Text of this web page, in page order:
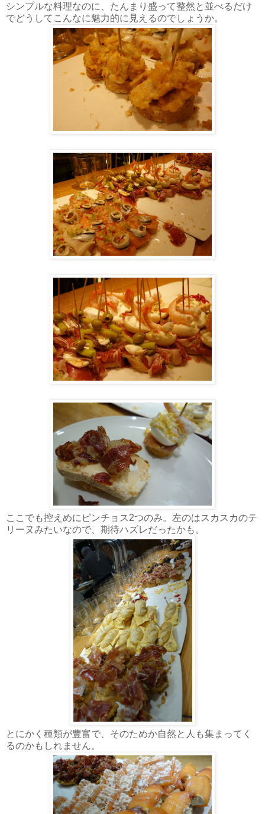
シンプルな料理なのに、たんまり盛って整然と並べるだけ
でどうしてこんなに魅力的に見えるのでしょうか。
ここでも控えめにピンチョス2つのみ。左のはスカスカのテ
リーヌみたいなので、期待ハズレだったかも。
とにかく種類が豊富で、そのためか自然と人も集まってく
るのかもしれません。